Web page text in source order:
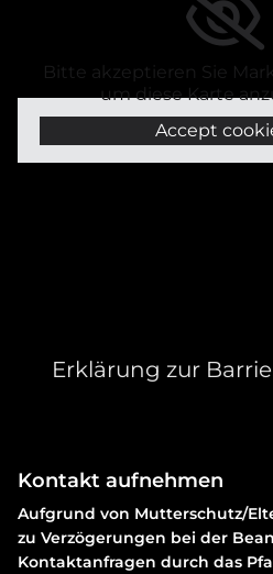
Bitte akzeptieren Sie
um diese Karte
Accept
Erklärung zur
Kontakt aufnehmen
Aufgrund von Mutterschutz/
zu Verzögerungen bei der
Kontaktanfragen durch das